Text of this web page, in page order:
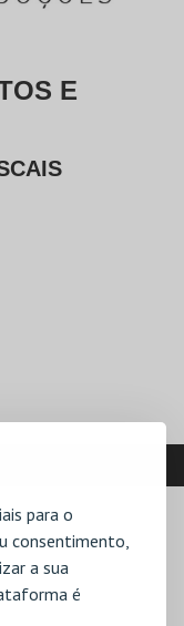
para o
consentimento,
a sua
é
E